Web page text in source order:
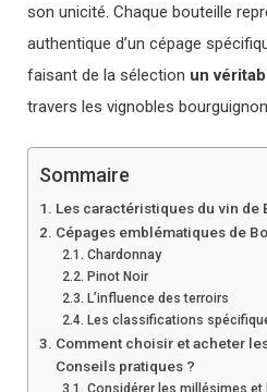
son unicité. Chaque bouteille
authentique d’un cépage
faisant de la sélection un
travers les vignobles
Sommaire
Les caractéristiques du vin de
Cépages emblématiques de
Chardonnay
Pinot Noir
L’influence des terroirs
Les classifications
Comment choisir et acheter
Conseils pratiques ?